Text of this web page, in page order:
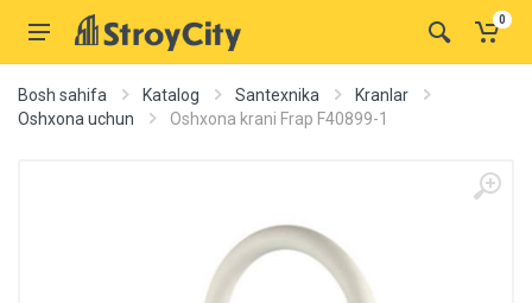
0
Bosh sahifa Katalog Santexnika
Kranlar
Oshxona uchun
Oshxona krani Frap F40899-1